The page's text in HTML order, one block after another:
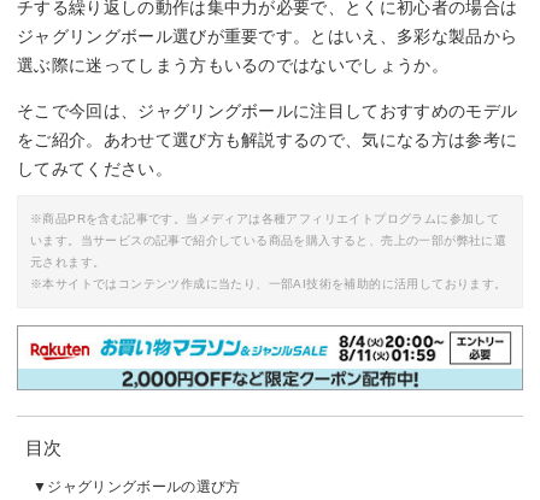
チする繰り返しの動作は集中力が必要で、とくに初心者の場合は
ジャグリングボール選びが重要です。とはいえ、多彩な製品から
選ぶ際に迷ってしまう方もいるのではないでしょうか。
そこで今回は、ジャグリングボールに注目しておすすめのモデル
をご紹介。あわせて選び方も解説するので、気になる方は参考に
してみてください。
※商品PRを含む記事です。当メディアは各種アフィリエイトプログラムに参加して
います。当サービスの記事で紹介している商品を購入すると、売上の一部が弊社に還
元されます。
※本サイトではコンテンツ作成に当たり、一部AI技術を補助的に活用しております。
目次
ジャグリングボールの選び方